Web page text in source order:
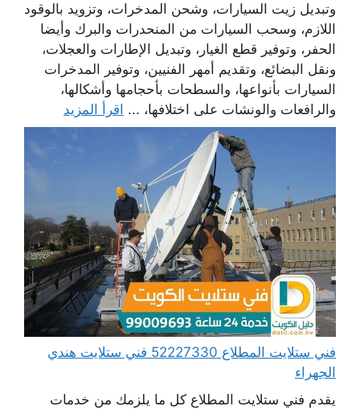
وتبديل زيت السيارات، وشحن المدخرات، وتزويد بالوقود
اللازم، وسحب السيارات من المنحدرات والبرك وأيضا
الحفر، وتوفير قطع الغيار، وتبديل الإطارات والعجلات،
ونقل البضائع، وتقديم أمهر الفنيين، وتوفير المدخرات
السيارات بأنواعها، والسطحات بأحجامها وأشكالها،
والرافعات والونشات على اختلافها، ... اقرأ المزيد
فني ستلايت المطلاع 52227330 فني ستلايت هندي
الجهراء
يقدم فني ستلايت المطلاع كل ما يلزمك من خدمات